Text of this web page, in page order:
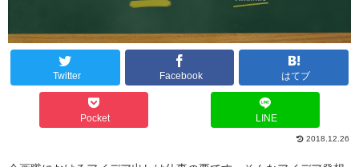
Twitter Facebook はてブ
Pocket LINE
2018.12.26